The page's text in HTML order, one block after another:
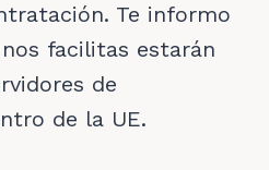
Te informo
facilitas estarán
de
de la UE.